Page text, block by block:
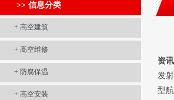
>> 信息分类
+ 高空建筑
+ 高空维修
+ 防腐保温
+ 高空安装
资
发
型